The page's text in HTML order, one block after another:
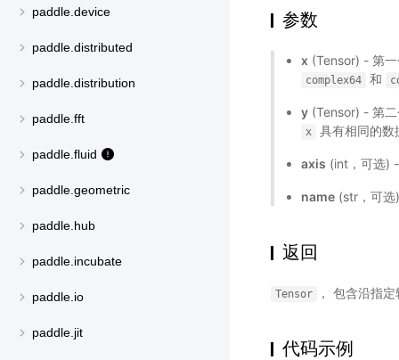
paddle.device
paddle.distributed
paddle.distribution
paddle.fft
paddle.fluid
paddle.geometric
paddle.hub
paddle.incubate
paddle.io
paddle.jit
参数
x (Tensor) - 第
complex64 和
y (Tensor) - 第
x 具有相同的数
axis (int，可选)
name (str，可
返回
Tensor ， 包含沿指
代码示例